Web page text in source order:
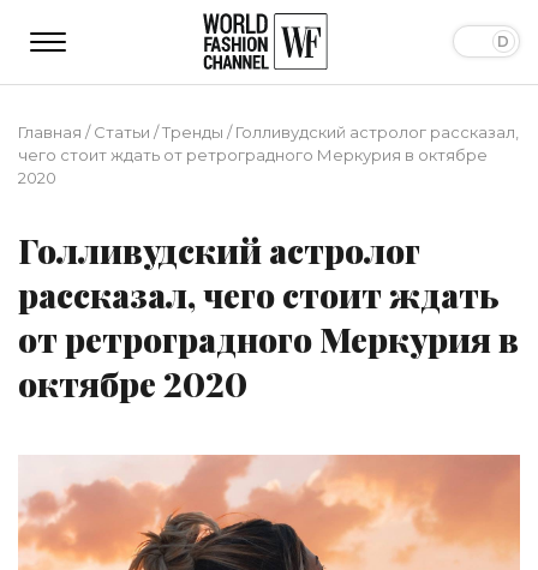
Главная /Статьи /Тренды /Голливудский астролог рассказал,
чего стоит ждать от ретроградного Меркурия в октябре
2020
Голливудский астролог
рассказал, чего стоит ждать
от ретроградного Меркурия в
октябре 2020